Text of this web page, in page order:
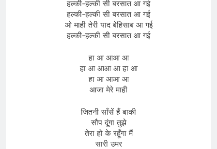
हल्की-हल्की सी बरसात आ गई
हल्की-हल्की सी बरसात आ गई
ओ माही तेरी याद बेहिसाब आ गई
हल्की-हल्की सी बरसात आ गई
हा आ आआ आ
हा आ आआ आ हा आ
हा आ आआ आ
आजा मेरे माही
जितनी साँसें हैं बाकी
सौप दूंगा तुझे
तेरा हो के रहूँगा मैं
सारी उमर